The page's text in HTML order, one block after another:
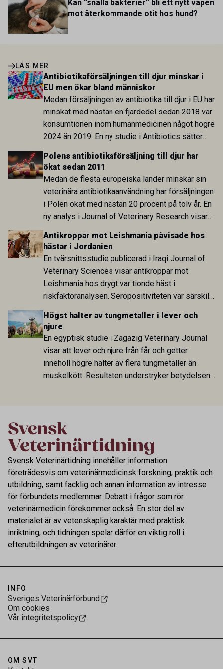
Kan “snälla bakterier” bli ett nytt vapen
mot återkommande otit hos hund?
LÄS MER
Antibiotikaförsäljningen till djur minskar i
EU men ökar bland människor
Medan försäljningen av antibiotika till djur i EU har
minskat med nästan en fjärdedel sedan 2018 var
konsumtionen inom humanmedicinen något högre
2024 än 2019. En ny studie i Antibiotics sätter
utvecklingen inom de båda sektorerna sida vid
sida och pekar på en obalans i EU:s One Health-
arbete.
Polens antibiotikaförsäljning till djur har
ökat sedan 2011
Medan de flesta europeiska länder minskar sin
veterinära antibiotikaanvändning har försäljningen
i Polen ökat med nästan 20 procent på tolv år. En
ny analys i Journal of Veterinary Research visar
att skillnaden mot lågförbrukarländer som
Sverige är fortsatt stor.
Antikroppar mot Leishmania påvisade hos
hästar i Jordanien
En tvärsnittsstudie publicerad i Iraqi Journal of
Veterinary Sciences visar antikroppar mot
Leishmania hos drygt var tionde häst i
riskfaktoranalysen. Seropositiviteten var särskilt
hög i Zarqa och statistiskt kopplad till bland
annat stallhållning. Resultaten visar att hästarna
har exponerats för parasiten – men inte att de
fungerar som reservoarer eller bidrar till
smittspridning.
Högst halter av tungmetaller i lever och
njure
En egyptisk studie i Zagazig Veterinary Journal
visar att lever och njure från får och getter
innehöll högre halter av flera tungmetaller än
muskelkött. Resultaten understryker betydelsen
Svensk Veterinärtidning innehåller information
företrädesvis om veterinärmedicinsk forskning, praktik och
utbildning, samt facklig och annan information av intresse
för förbundets medlemmar. Debatt i frågor som rör
veterinärmedicin förekommer också. En stor del av
materialet är av vetenskaplig karaktär med praktisk
inriktning, och tidningen spelar därför en viktig roll i
efterutbildningen av veterinärer.
INFO
Sveriges Veterinärförbund
Om cookies
Vår integritetspolicy
OM SVT